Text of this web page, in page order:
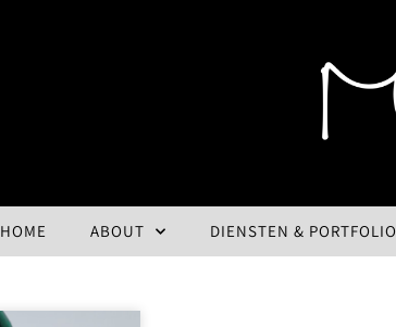
HOME ABOUT DIENSTEN & PORTFOLIO